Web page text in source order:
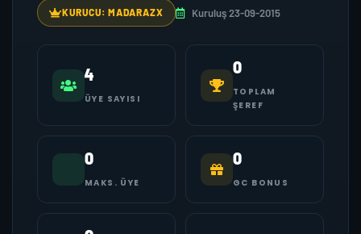
KURUCU: MADARAZX Kuruluş 23-09-2015
4
ÜYE SAYISI
0
TOPLAM
ŞEREF
0
MAKS. ÜYE
0
GC BONUS